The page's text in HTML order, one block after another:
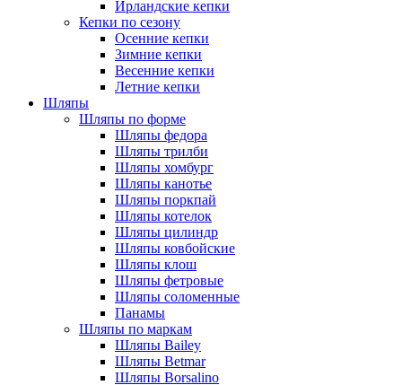
Ирландские кепки
Кепки по сезону
Осенние кепки
Зимние кепки
Весенние кепки
Летние кепки
Шляпы
Шляпы по форме
Шляпы федора
Шляпы трилби
Шляпы хомбург
Шляпы канотье
Шляпы поркпай
Шляпы котелок
Шляпы цилиндр
Шляпы ковбойские
Шляпы клош
Шляпы фетровые
Шляпы соломенные
Панамы
Шляпы по маркам
Шляпы Bailey
Шляпы Betmar
Шляпы Borsalino